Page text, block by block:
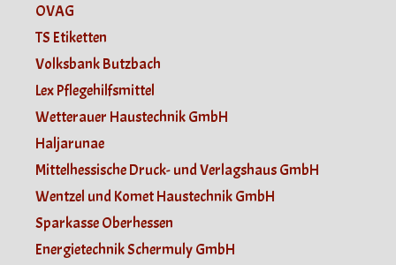
OVAG
TS Etiketten
Volksbank Butzbach
Lex Pflegehilfsmittel
Wetterauer Haustechnik GmbH
Haljarunae
Mittelhessische Druck- und Verlagshaus GmbH
Wentzel und Komet Haustechnik GmbH
Sparkasse Oberhessen
Energietechnik Schermuly GmbH